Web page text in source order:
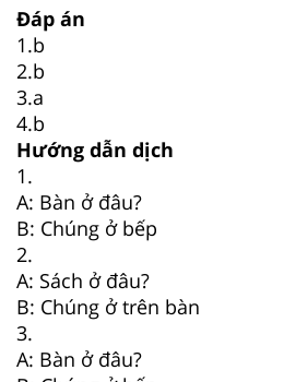
Đáp án
1.b
2.b
3.a
4.b
Hướng dẫn dịch
1.
A: Bàn ở đâu?
B: Chúng ở bếp
2.
A: Sách ở đâu?
B: Chúng ở trên bàn
3.
A: Bàn ở đâu?